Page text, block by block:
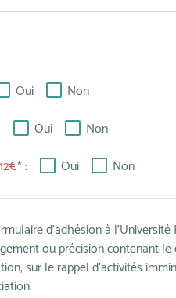
Oui Non
Oui Non
12€* : Oui Non
d’adhésion à
ou précision contenant
sur le rappel d’activités